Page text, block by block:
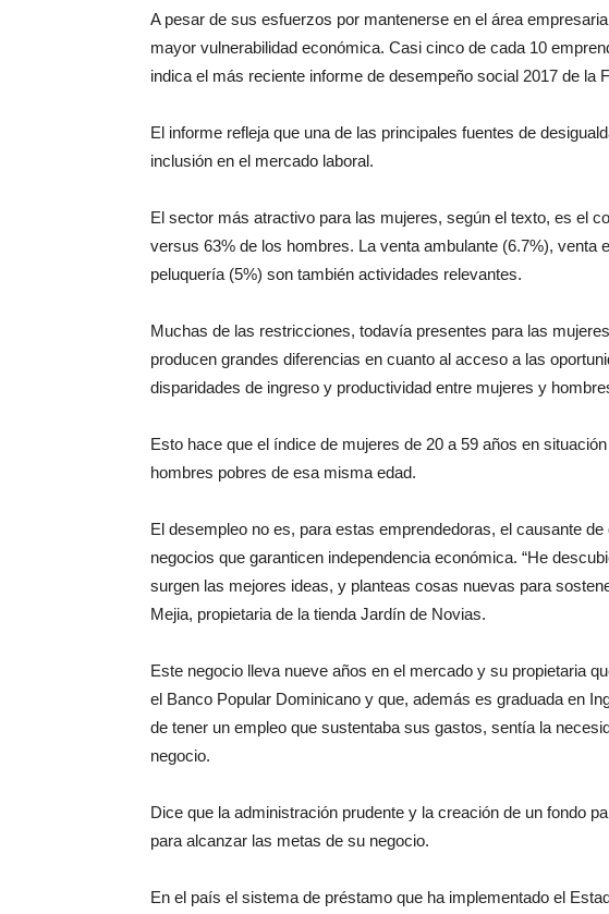
A pesar de sus esfuerzos por mantenerse en el área
mayor vulnerabilidad económica. Casi cinco de cada 10
indica el más reciente informe de desempeño social 2017 de la
El informe refleja que una de las principales fuentes de
inclusión en el mercado laboral.
El sector más atractivo para las mujeres, según el texto, es el
versus 63% de los hombres. La venta ambulante (6.7%), venta
peluquería (5%) son también actividades relevantes.
Muchas de las restricciones, todavía presentes para las
producen grandes diferencias en cuanto al acceso a las
disparidades de ingreso y productividad entre mujeres y
Esto hace que el índice de mujeres de 20 a 59 años en
hombres pobres de esa misma edad.
El desempleo no es, para estas emprendedoras, el causante
negocios que garanticen independencia económica. “He
surgen las mejores ideas, y planteas cosas nuevas para
Mejia, propietaria de la tienda Jardín de Novias.
Este negocio lleva nueve años en el mercado y su propietaria
el Banco Popular Dominicano y que, además es graduada en
de tener un empleo que sustentaba sus gastos, sentía la
negocio.
Dice que la administración prudente y la creación de un fondo
para alcanzar las metas de su negocio.
En el país el sistema de préstamo que ha implementado el